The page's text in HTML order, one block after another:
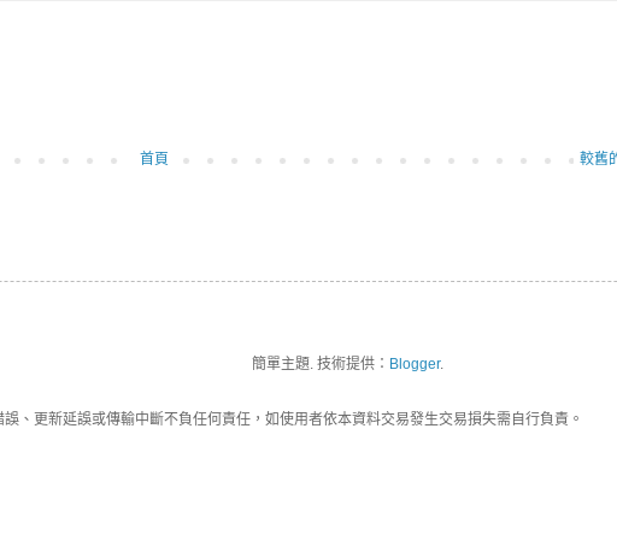
較舊
首頁
簡單主題. 技術提供： Blogger.
、更新延誤或傳輸中斷不負任何責任，如使用者依本資料交易發生交易損失需自行負責。